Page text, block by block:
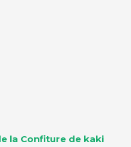
la Confiture de kaki